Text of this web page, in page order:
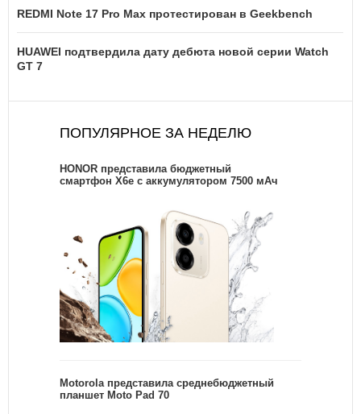
REDMI Note 17 Pro Max протестирован в Geekbench
HUAWEI подтвердила дату дебюта новой серии Watch
GT 7
ПОПУЛЯРНОЕ ЗА НЕДЕЛЮ
HONOR представила бюджетный
смартфон X6e с аккумулятором 7500 мАч
Motorola представила среднебюджетный
планшет Moto Pad 70